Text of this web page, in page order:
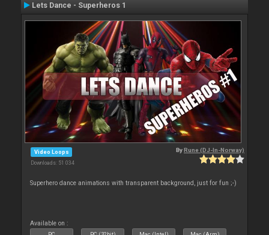
Lets Dance - Superheros 1
Video Loops
Downloads: 51 034
ByRune (DJ-In-Norway)
Superhero dance animations with transparent background, just for fun ;-)
Available on :